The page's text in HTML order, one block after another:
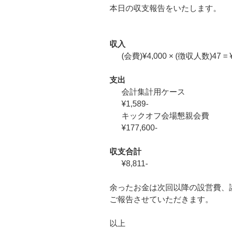
本日の収支報告をいたします。
収入
(会費)¥4,000 × (徴収人数)47 =
支出
会計集計用ケース
¥1,589-
キックオフ会場懇親会費
¥177,600-
収支合計
¥8,811-
余ったお金は次回以降の設営費
ご報告させていただきます。
以上